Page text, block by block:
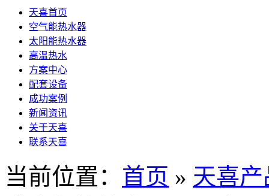
天喜首页
空气能热水器
太阳能热水器
高温热水
方案中心
配套设备
成功案例
新闻资讯
关于天喜
联系天喜
当前位置： 首页 » 天喜